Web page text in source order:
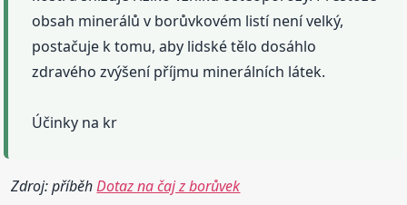
obsah minerálů v borůvkovém listí není velký,
postačuje k tomu, aby lidské tělo dosáhlo
zdravého zvýšení příjmu minerálních látek.
Účinky na kr
Zdroj: příběhDotaz na čaj z borůvek